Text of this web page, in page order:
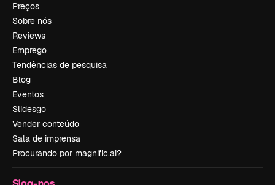
Preços
Sobre nós
Reviews
Emprego
Tendências de pesquisa
Blog
Eventos
Slidesgo
Vender conteúdo
Sala de imprensa
Procurando por magnific.ai?